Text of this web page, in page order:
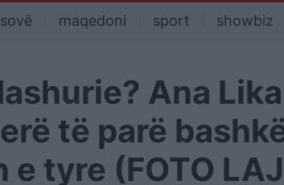
maqedoni sport showbiz
Ana
të parë
e tyre (FOTO